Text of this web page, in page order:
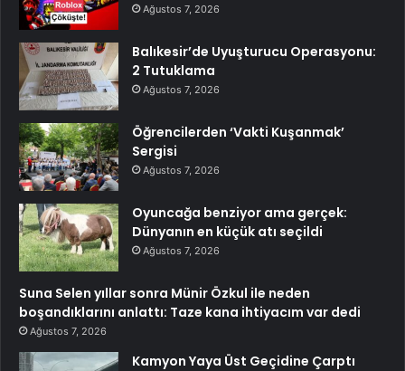
Ağustos 7, 2026
Balıkesir’de Uyuşturucu Operasyonu:
2 Tutuklama
Ağustos 7, 2026
Öğrencilerden ‘Vakti Kuşanmak’
Sergisi
Ağustos 7, 2026
Oyuncağa benziyor ama gerçek:
Dünyanın en küçük atı seçildi
Ağustos 7, 2026
Suna Selen yıllar sonra Münir Özkul ile neden
boşandıklarını anlattı: Taze kana ihtiyacım var dedi
Ağustos 7, 2026
Kamyon Yaya Üst Geçidine Çarptı